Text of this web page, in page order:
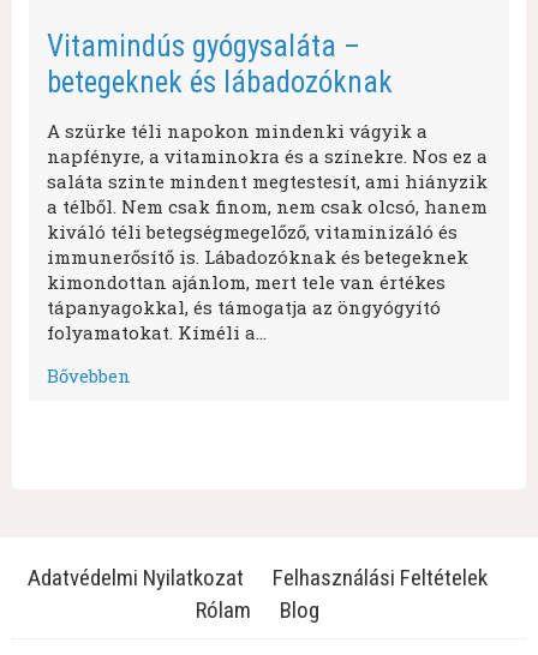
Vitamindús gyógysaláta –
betegeknek és lábadozóknak
A szürke téli napokon mindenki vágyik a
napfényre, a vitaminokra és a színekre. Nos ez a
saláta szinte mindent megtestesít, ami hiányzik
a télből. Nem csak finom, nem csak olcsó, hanem
kiváló téli betegségmegelőző, vitaminizáló és
immunerősítő is. Lábadozóknak és betegeknek
kimondottan ajánlom, mert tele van értékes
tápanyagokkal, és támogatja az öngyógyító
folyamatokat. Kíméli a…
Bővebben
Adatvédelmi Nyilatkozat
Felhasználási Feltételek
Rólam
Blog